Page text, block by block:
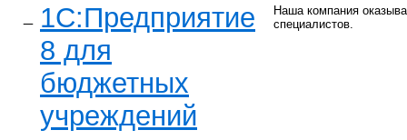
1C:Предприятие
8 для
бюджетных
учреждений
Наша компания
специалистов.